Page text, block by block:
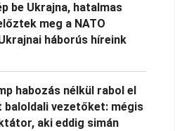
be Ukrajna, hatalmas
meg a NATO
háborús híreink
habozás nélkül rabol el
baloldali vezetőket: mégis
aki eddig simán